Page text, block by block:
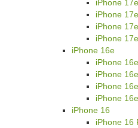
iPhone
iPhone
iPhone
iPhone
iPhone 16e
iPhone
iPhone
iPhone
iPhone
iPhone 16
iPhone 16